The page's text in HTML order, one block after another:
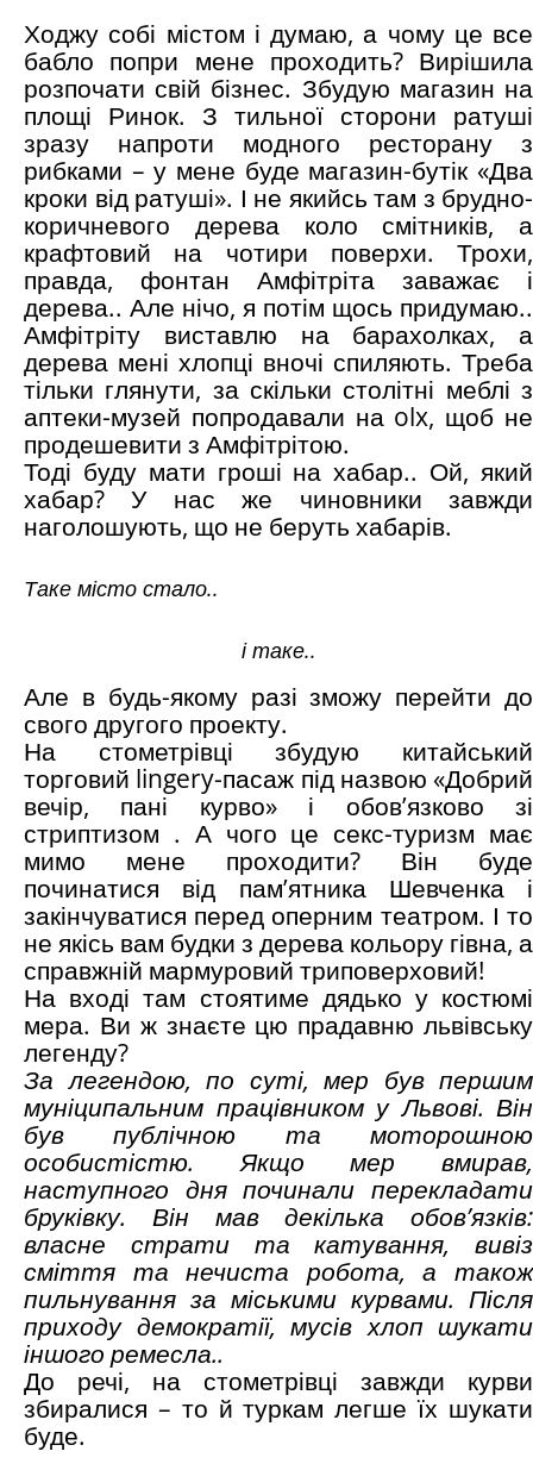
Ходжу собі містом і думаю, а чому це все
бабло попри мене проходить? Вирішила
розпочати свій бізнес. Збудую магазин на
площі Ринок. З тильної сторони ратуші
зразу напроти модного ресторану з
рибками – у мене буде магазин-бутік «Два
кроки від ратуші». І не якийсь там з брудно-
коричневого дерева коло смітників, а
крафтовий на чотири поверхи. Трохи,
правда, фонтан Амфітріта заважає і
дерева.. Але нічо, я потім щось придумаю..
Амфітріту виставлю на барахолках, а
дерева мені хлопці вночі спиляють. Треба
тільки глянути, за скільки столітні меблі з
аптеки-музей попродавали на olx, щоб не
продешевити з Амфітрітою.
Тоді буду мати гроші на хабар.. Ой, який
хабар? У нас же чиновники завжди
наголошують, що не беруть хабарів.
Таке місто стало..
і таке..
Але в будь-якому разі зможу перейти до
свого другого проекту.
На стометрівці збудую китайський
торговий lingery-пасаж під назвою «Добрий
вечір, пані курво» і обов’язково зі
стриптизом . А чого це секс-туризм має
мимо мене проходити? Він буде
починатися від пам’ятника Шевченка і
закінчуватися перед оперним театром. І то
не якісь вам будки з дерева кольору гівна, а
справжній мармуровий триповерховий!
На вході там стоятиме дядько у костюмі
мера. Ви ж знаєте цю прадавню львівську
легенду?
За легендою, по суті, мер був першим
муніципальним працівником у Львові. Він
був публічною та моторошною
особистістю. Якщо мер вмирав,
наступного дня починали перекладати
бруківку. Він мав декілька обов’язків:
власне страти та катування, вивіз
сміття та нечиста робота, а також
пильнування за міськими курвами. Після
приходу демократії, мусів хлоп шукати
іншого ремесла..
До речі, на стометрівці завжди курви
збиралися – то й туркам легше їх шукати
буде.